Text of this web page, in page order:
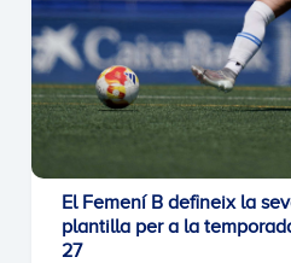
El Femení B defineix la
plantilla per a la
27